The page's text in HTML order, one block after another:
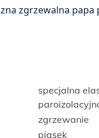
zgrzewalna papa
specjalna
zgrzewanie
piasek